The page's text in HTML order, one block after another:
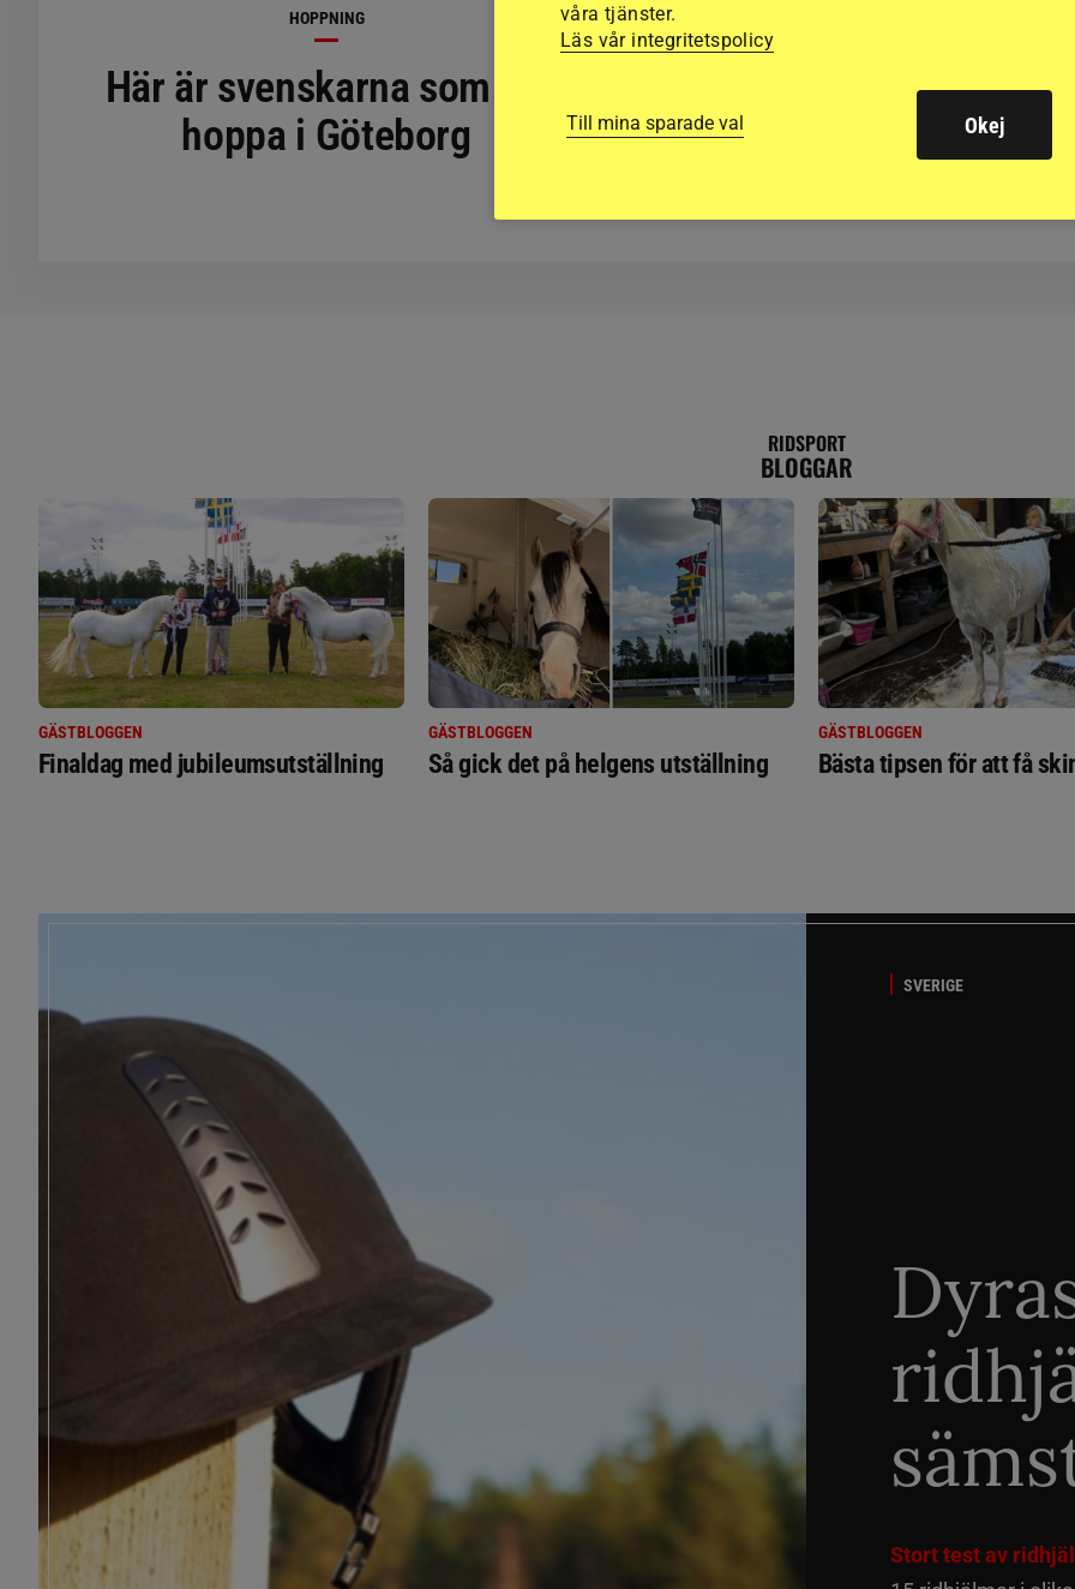
HOPPNING
Här är svenskarna som får
hoppa i Göteborg
Fredrik Jönsson
Skånebragden
RIDSPORT
BLOGGAR
GÄSTBLOGGEN
Finaldag med jubileumsutställning
GÄSTBLOGGEN
Så gick det på helgens utställning
GÄSTBLOGGEN
Bästa tipsen för att få
SVERIGE
Stort test av
våra tjänster.
Läs vår integritetspolicy
Till mina sparade val Okej